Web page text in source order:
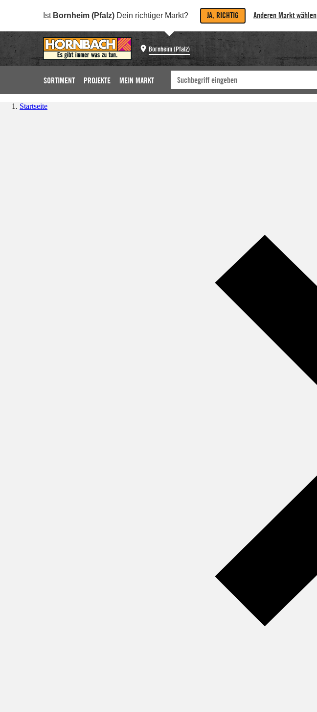
Ist Bornheim (Pfalz) Dein richtiger Markt? JA, RICHTIG Anderen Markt wählen
Bornheim (Pfalz)
SORTIMENT PROJEKTE MEIN MARKT
Startseite